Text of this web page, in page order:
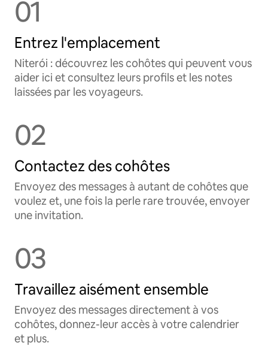
01
Entrez l'emplacement
Niterói : découvrez les cohôtes qui peuvent vous
aider ici et consultez leurs profils et les notes
laissées par les voyageurs.
02
Contactez des cohôtes
Envoyez des messages à autant de cohôtes que
voulez et, une fois la perle rare trouvée, envoyer
une invitation.
03
Travaillez aisément ensemble
Envoyez des messages directement à vos
cohôtes, donnez-leur accès à votre calendrier
et plus.